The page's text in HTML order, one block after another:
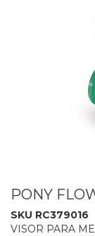
PONY
SKU RC379016
VISOR PARA